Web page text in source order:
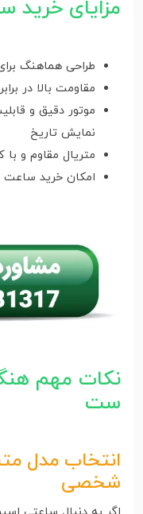
مزایای
طراحی هماهنگ
مقاومت بالا در
موتور دقیق و
نمایش تاریخ
متریال مقاوم و با
امکان خرید ساعت
نکات مهم
ست
انتخاب مدل
شخصی